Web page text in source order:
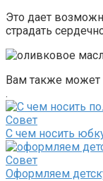
Это дает
страдать
Вам также может
.
Совет
С чем носить
Совет
Оформляем